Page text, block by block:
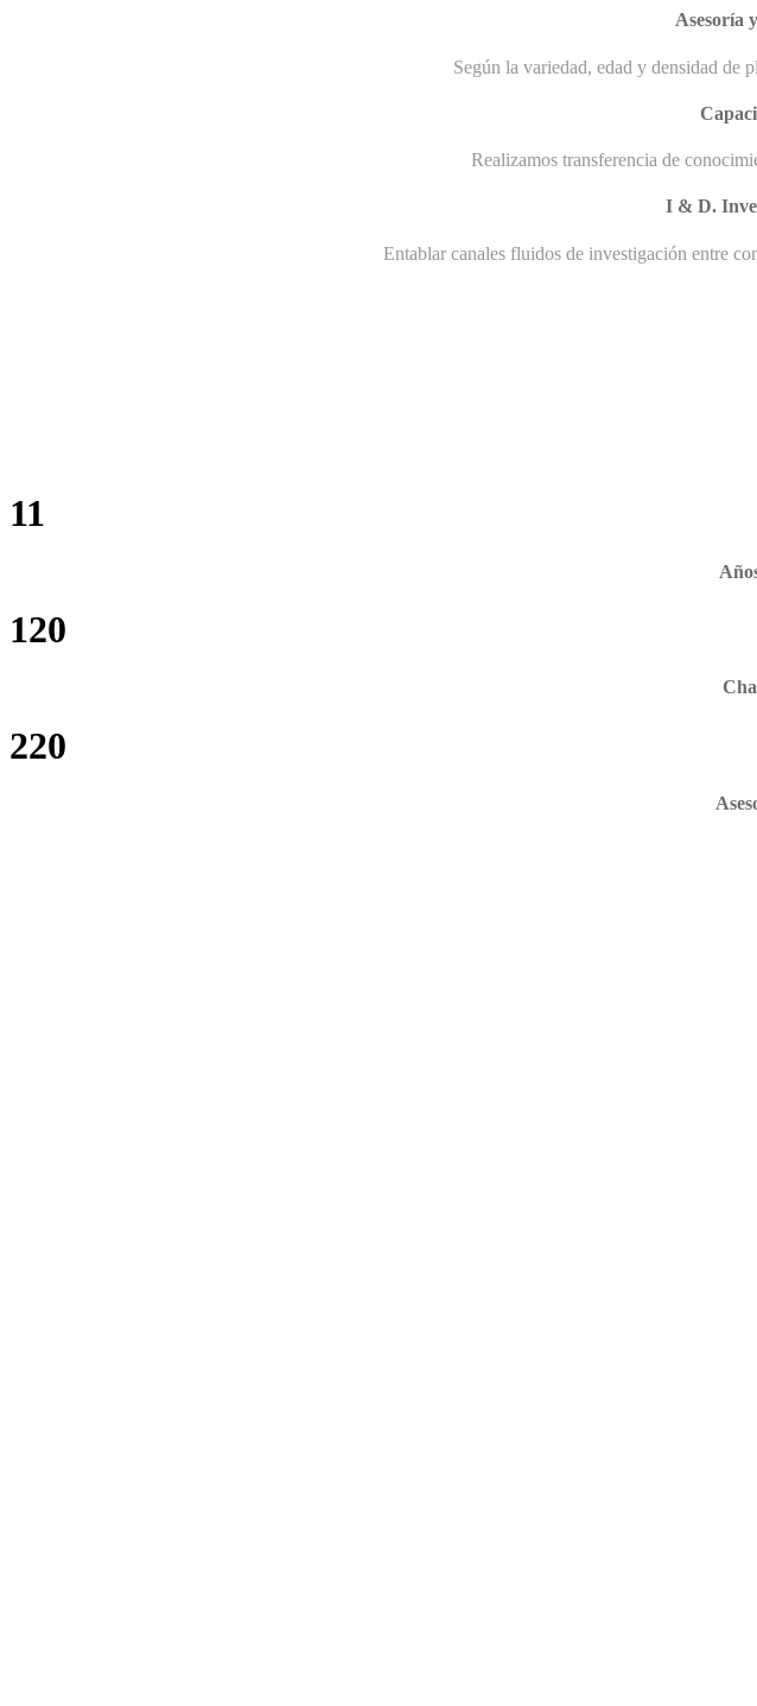
Asesoría
Según la variedad, edad y densidad de
Realizamos transferencia de
I & D.
Entablar canales fluidos de investigación entre
11
120
220